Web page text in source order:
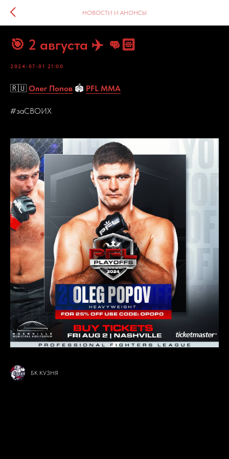
НОВОСТИ И АНОНСЫ
🎯 2 августа ✈️ 👊🏻
2024-07-01 21:00
🇷🇺 Олег Попов 🏟️ PFL MMA
#заСВОИХ
БК КУЗНЯ